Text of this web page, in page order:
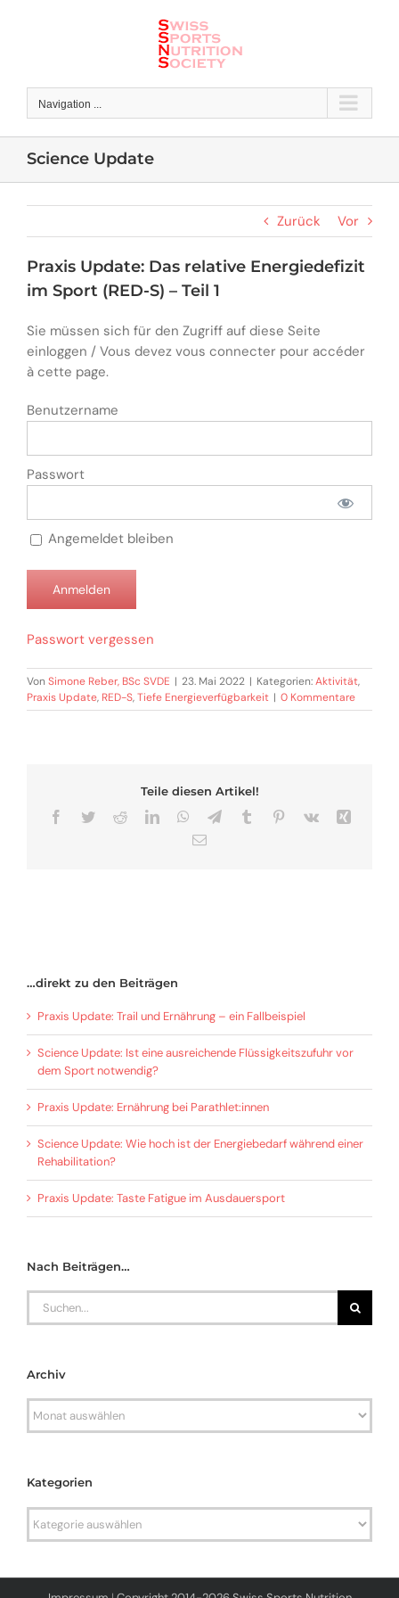
Navigation ...
Science Update
Zurück Vor
Praxis Update: Das relative Energiedefizit
im Sport (RED-S) – Teil 1
Sie müssen sich für den Zugriff auf diese Seite
einloggen / Vous devez vous connecter pour accéder
à cette page.
Benutzername
Passwort
Angemeldet bleiben
Passwort vergessen
Von Simone Reber, BSc SVDE | 23. Mai 2022 | Kategorien:Aktivität,
Praxis Update, RED-S,Tiefe Energieverfügbarkeit | 0 Kommentare
Teile diesen Artikel!
Facebook
TwitterRedditLinkedInWhatsApp
TelegramTumblr Pinterest
Vk
E-
…direkt zu den Beiträgen
Praxis Update: Trail und Ernährung – ein Fallbeispiel
Science Update: Ist eine ausreichende Flüssigkeitszufuhr vor
dem Sport notwendig?
Praxis Update: Ernährung bei Parathlet:innen
Science Update: Wie hoch ist der Energiebedarf während einer
Rehabilitation?
Praxis Update: Taste Fatigue im Ausdauersport
Nach Beiträgen…
Search
Archiv
Archiv
Kategorien
Kategorien